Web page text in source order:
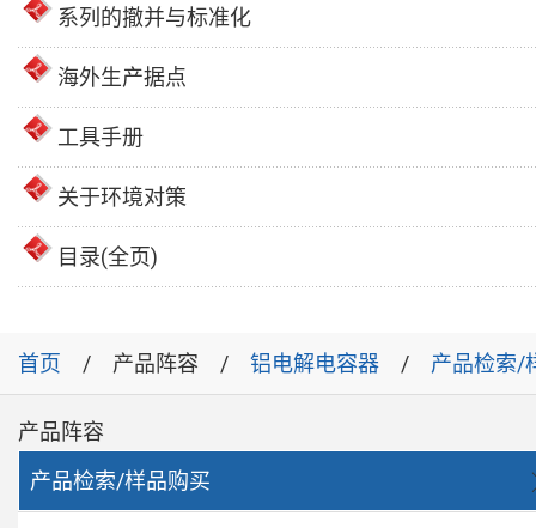
系列的撤并与标准化
海外生产据点
工具手册
关于环境对策
目录(全页)
首页 产品阵容 铝电解电容器 产品检索/
产品阵容
产品检索/样品购买